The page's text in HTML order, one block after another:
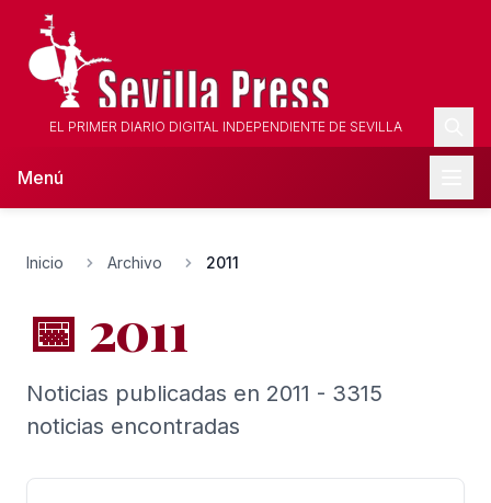
EL PRIMER DIARIO DIGITAL INDEPENDIENTE DE SEVILLA
Menú
Inicio Archivo 2011
📅 2011
Noticias publicadas en 2011 - 3315
noticias encontradas